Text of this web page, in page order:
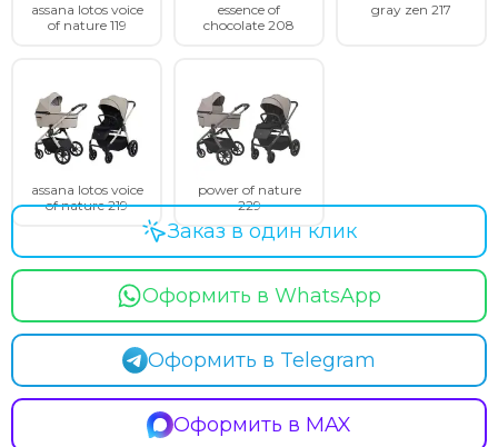
assana lotos voice
of nature 119
essence of
chocolate 208
gray zen 217
assana lotos voice
of nature 219
power of nature
229
Оформить в WhatsApp
Оформить в Telegram
Оформить в MAX
Заказ в один клик